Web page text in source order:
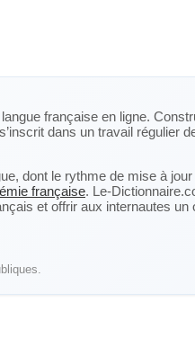
française en ligne.
s’inscrit dans un travail régulier
dont le rythme de mise à jour
française. Le-
et offrir aux internautes un